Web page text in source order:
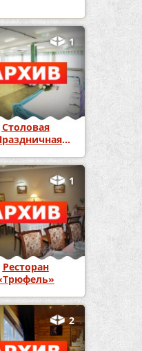
1
Столовая
1
Ресторан
2